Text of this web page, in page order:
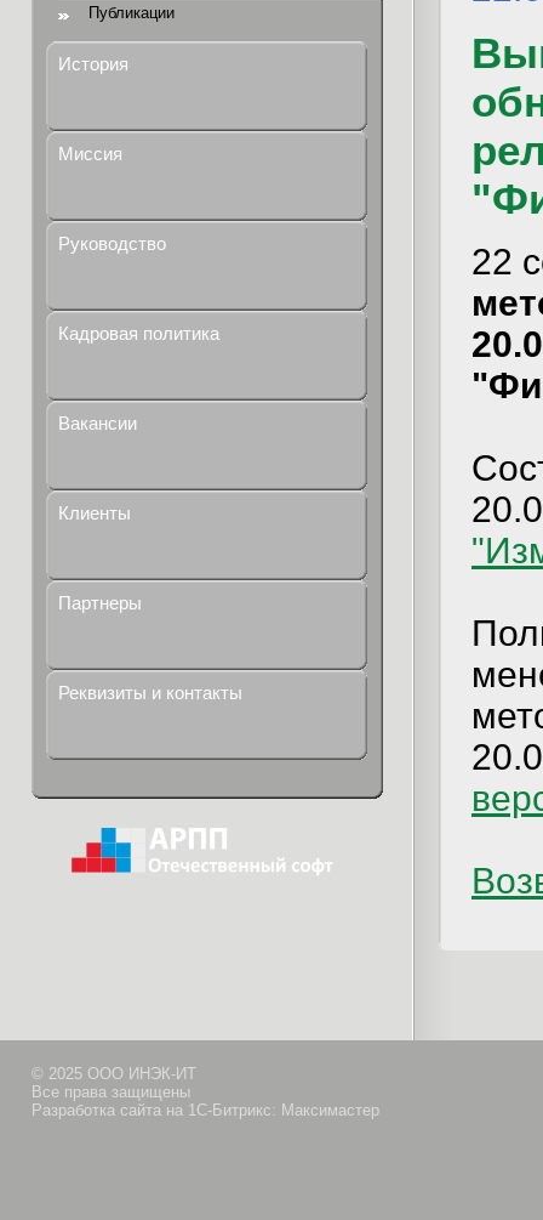
Публикации
История
Миссия
Руководство
Кадровая политика
Вакансии
Клиенты
Партнеры
Реквизиты и контакты
22
© 2025 ООО ИНЭК-ИТ
Все права защищены
Разработка сайта на 1С-Битрикс: Максимастер